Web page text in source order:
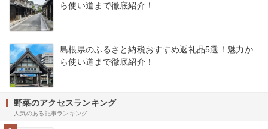
ら使い道まで徹底紹介！
島根県のふるさと納税おすすめ返礼品5選！魅力か
ら使い道まで徹底紹介！
野菜のアクセスランキング
人気のある記事ランキング